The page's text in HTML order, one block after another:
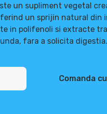
un supliment vegetal
un sprijin natural din
in polifenoli si extracte
fara a solicita digestia.
Comanda